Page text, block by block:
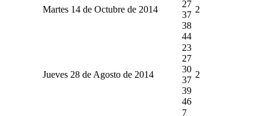
Martes 14 de Octubre de 2014
27
37
38
44
2
Jueves 28 de Agosto de 2014
23
27
30
37
39
46
2
7